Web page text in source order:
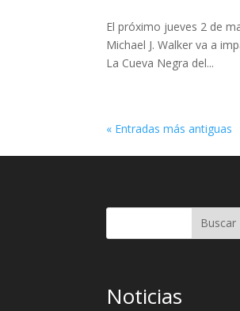
El próximo jueves 2 de
Michael J. Walker va a
La Cueva Negra del...
« Entradas más antiguas
Buscar
Noticias